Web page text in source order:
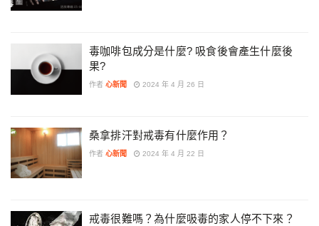
毒咖啡包成分是什麼? 吸食後會產生什麼後
果?
作者 心新聞 2024 年 4 月 26 日
桑拿排汗對戒毒有什麼作用？
作者 心新聞 2024 年 4 月 22 日
戒毒很難嗎？為什麼吸毒的家人停不下來？